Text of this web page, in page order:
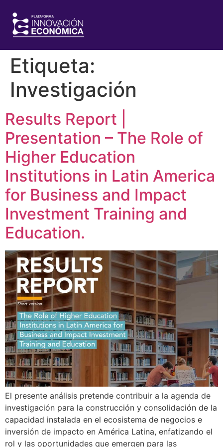
Etiqueta:
Investigación
Results Report |
Presentation – The Role of
Higher Education
Institutions in Latin America
for Business and Impact
Investment Training and
Education.
El presente análisis pretende contribuir a la agenda de
investigación para la construcción y consolidación de la
capacidad instalada en el ecosistema de negocios e
inversión de impacto en América Latina, enfatizando el
rol y las oportunidades que emergen para las